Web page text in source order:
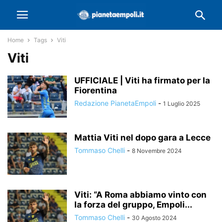
Home Tags Viti
Viti
UFFICIALE | Viti ha firmato per la
Fiorentina
Redazione PianetaEmpoli - 1 Luglio 2025
Mattia Viti nel dopo gara a Lecce
Tommaso Chelli - 8 Novembre 2024
Viti: “A Roma abbiamo vinto con
la forza del gruppo, Empoli...
Tommaso Chelli - 30 Agosto 2024